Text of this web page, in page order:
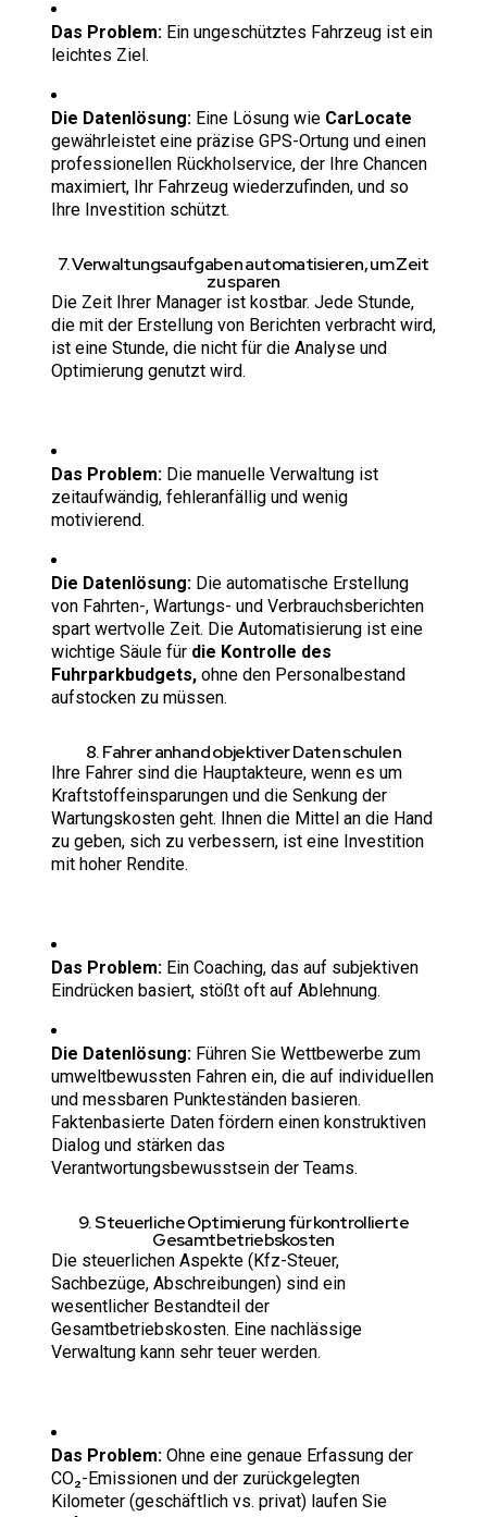
Das Problem: Ein ungeschütztes Fahrzeug ist ein
leichtes Ziel.
Die Datenlösung: Eine Lösung wie CarLocate
gewährleistet eine präzise GPS-Ortung und einen
professionellen Rückholservice, der Ihre Chancen
maximiert, Ihr Fahrzeug wiederzufinden, und so
Ihre Investition schützt.
7. Verwaltungsaufgaben automatisieren, um Zeit
zu sparen
Die Zeit Ihrer Manager ist kostbar. Jede Stunde,
die mit der Erstellung von Berichten verbracht wird,
ist eine Stunde, die nicht für die Analyse und
Optimierung genutzt wird.
Das Problem: Die manuelle Verwaltung ist
zeitaufwändig, fehleranfällig und wenig
motivierend.
Die Datenlösung: Die automatische Erstellung
von Fahrten-, Wartungs- und Verbrauchsberichten
spart wertvolle Zeit. Die Automatisierung ist eine
wichtige Säule für die Kontrolle des
Fuhrparkbudgets, ohne den Personalbestand
aufstocken zu müssen.
8. Fahrer anhand objektiver Daten schulen
Ihre Fahrer sind die Hauptakteure, wenn es um
Kraftstoffeinsparungen und die Senkung der
Wartungskosten geht. Ihnen die Mittel an die Hand
zu geben, sich zu verbessern, ist eine Investition
mit hoher Rendite.
Das Problem: Ein Coaching, das auf subjektiven
Eindrücken basiert, stößt oft auf Ablehnung.
Die Datenlösung: Führen Sie Wettbewerbe zum
umweltbewussten Fahren ein, die auf individuellen
und messbaren Punkteständen basieren.
Faktenbasierte Daten fördern einen konstruktiven
Dialog und stärken das
Verantwortungsbewusstsein der Teams.
9. Steuerliche Optimierung für kontrollierte
Gesamtbetriebskosten
Die steuerlichen Aspekte (Kfz-Steuer,
Sachbezüge, Abschreibungen) sind ein
wesentlicher Bestandteil der
Gesamtbetriebskosten. Eine nachlässige
Verwaltung kann sehr teuer werden.
Das Problem: Ohne eine genaue Erfassung der
CO₂-Emissionen und der zurückgelegten
Kilometer (geschäftlich vs. privat) laufen Sie